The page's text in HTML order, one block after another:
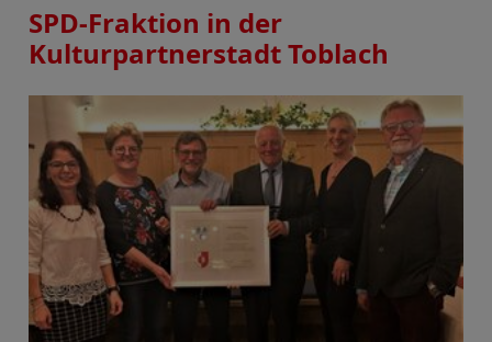
SPD-Fraktion in der
Kulturpartnerstadt Toblach